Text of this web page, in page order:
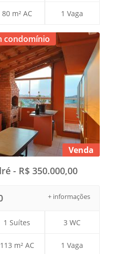
80 m² AC 1 Vaga
condomínio
Venda
- R$ 350.000,00
+ informações
1 Suítes 3 WC
113 m² AC 1 Vaga